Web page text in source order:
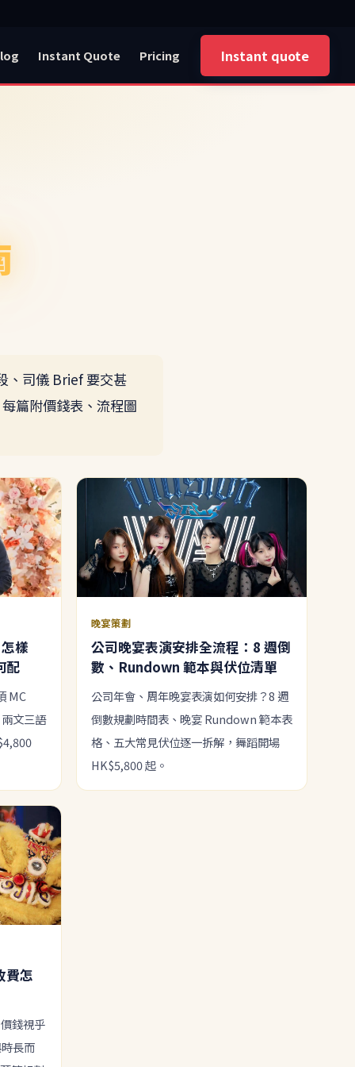
Instant Quote Pricing Instant quote
、司儀 Brief 要交甚
篇附價錢表、流程圖
樣
配
MC
文三語
晚宴策劃
公司晚宴表演安排全流程：8 週倒
數、Rundown 範本與伏位清單
公司年會、周年晚宴表演如何安排？8 週
倒數規劃時間表、晚宴 Rundown 範本表
格、五大常見伏位逐一拆解，舞蹈開場
HK$5,800 起。
費怎
錢視乎
長而